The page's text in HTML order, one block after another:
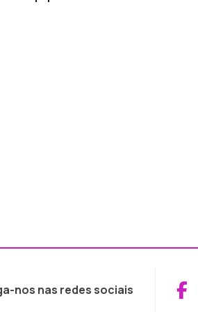
nos nas redes sociais